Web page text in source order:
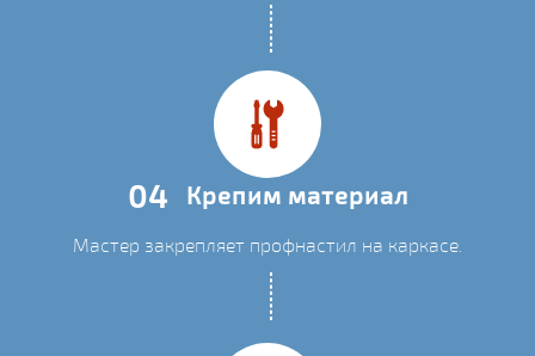
04 Крепим материал
Мастер закрепляет профнастил на каркасе.